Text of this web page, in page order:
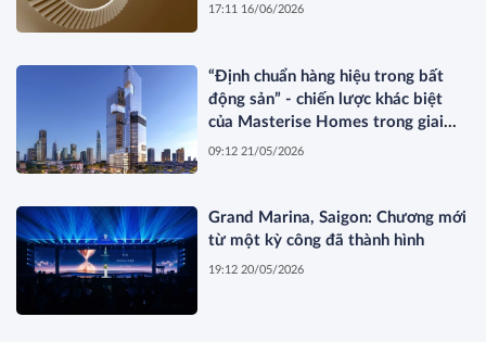
17:11 16/06/2026
“Định chuẩn hàng hiệu trong bất
động sản” - chiến lược khác biệt
của Masterise Homes trong giai
đoạn thị trường tái cấu trúc
09:12 21/05/2026
Grand Marina, Saigon: Chương mới
từ một kỳ công đã thành hình
19:12 20/05/2026